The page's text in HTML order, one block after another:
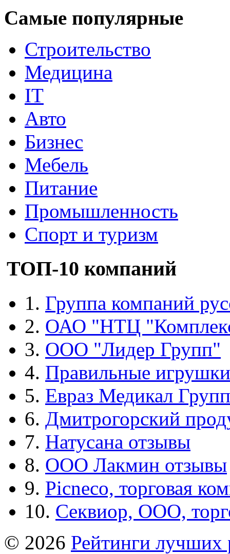
Самые популярные
Строительство
Медицина
IT
Авто
Бизнес
Мебель
Питание
Промышленность
Спорт и туризм
ТОП-10 компаний
1. Группа компаний
2. ОАО "НТЦ
3. ООО "Лидер Групп"
4. Правильные игрушки
5. Евраз Медикал Групп
6. Дмитрогорский
7. Натусана отзывы
8. ООО Лакмин отзывы
9. Picneco, торговая
10. Секвиор, ООО,
© 2026 Рейтинги лучших